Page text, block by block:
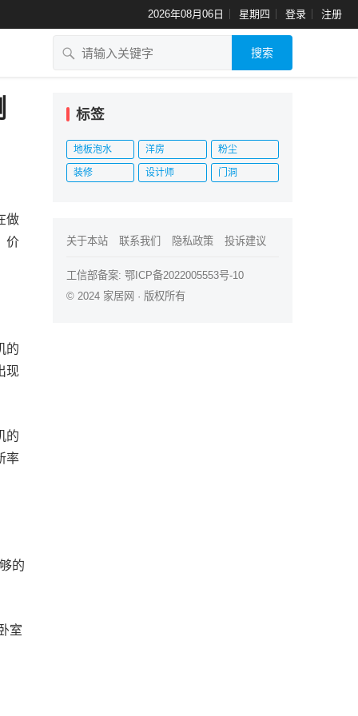
2026年08月06日 星期四 登录 注册
搜索
做
价
的
现
的
率
的
室
标签
地板泡水 洋房 粉尘
装修 设计师 门洞
关于本站 联系我们 隐私政策 投诉建议
工信部备案: 鄂ICP备2022005553号-10
© 2024 家居网 · 版权所有